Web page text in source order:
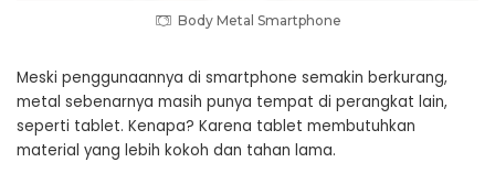
Body Metal Smartphone
Meski penggunaannya di smartphone semakin berkurang,
metal sebenarnya masih punya tempat di perangkat lain,
seperti tablet. Kenapa? Karena tablet membutuhkan
material yang lebih kokoh dan tahan lama.